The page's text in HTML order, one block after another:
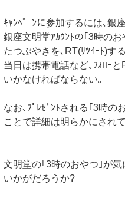
ｷｬﾝﾍﾟｰﾝに参加するには､銀
銀座文明堂ｱｶｳﾝﾄの｢3時のお
たつぶやきを､RT(ﾘﾂｲｰﾄ)す
当日は携帯電話など､ﾌｫﾛｰ
いかなければならない｡
なお､ﾌﾟﾚｾﾞﾝﾄされる｢3時の
ことで詳細は明らかにされ
文明堂の｢3時のおやつ｣が
いかがだろうか?